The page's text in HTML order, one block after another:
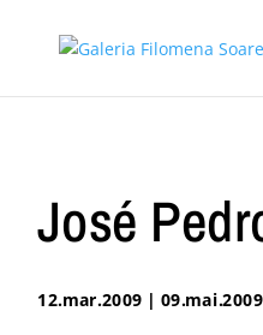
José
12.mar.2009 | 09.mai.2009